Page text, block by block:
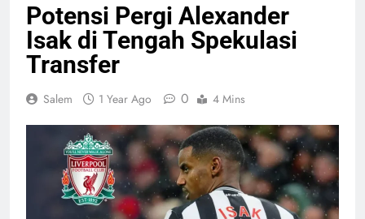
Potensi Pergi Alexander
Isak di Tengah Spekulasi
Transfer
Salem 1 Year Ago 0 4 Mins